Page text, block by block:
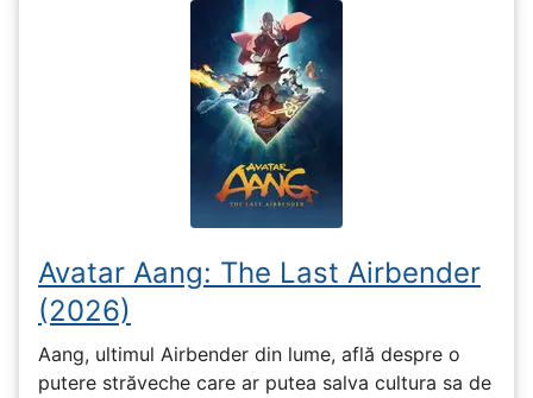
Avatar Aang: The Last Airbender
(2026)
Aang, ultimul Airbender din lume, află despre o
putere străveche care ar putea salva cultura sa de